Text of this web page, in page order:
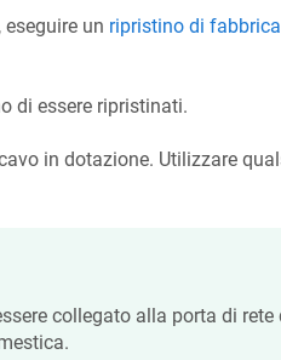
un ripristino di fabbrica
di essere ripristinati.
in dotazione. Utilizzare
collegato alla porta di rete